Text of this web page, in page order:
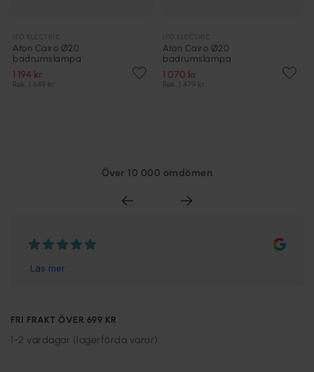
Aton Cairo Ø20
badrumslampa
1 194 kr
Rek. 1 649 kr
Aton Cairo Ø20
badrumslampa
1 070 kr
Rek. 1 479 kr
Över 10 000 omdömen
FRI FRAKT ÖVER 699 KR
1-2 vardagar (lagerförda varor)